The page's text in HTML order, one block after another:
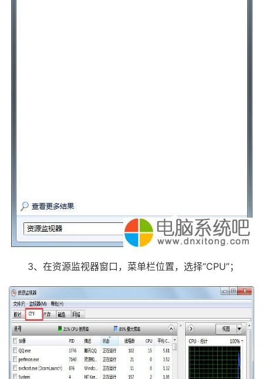
3、在资源监视器窗口，菜单栏位置，选择“CPU”；